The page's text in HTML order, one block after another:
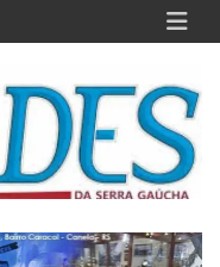
Gaúcha